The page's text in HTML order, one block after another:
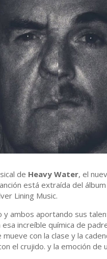
de Heavy Water, el
está extraída del
Lining Music.
y ambos aportando sus
increíble química de
con la clase y la
el crujido. y la emoción